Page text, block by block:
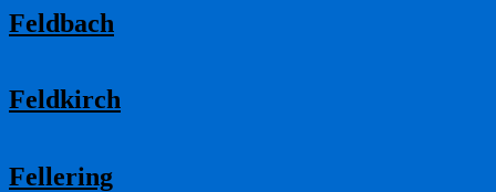
Feldbach
Feldkirch
Fellering